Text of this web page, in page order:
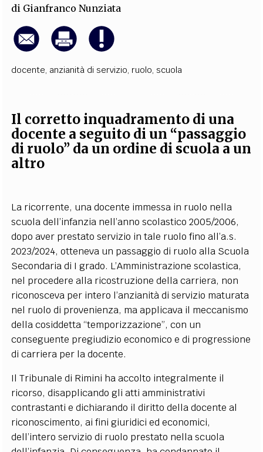
di Gianfranco Nunziata
docente, anzianità di servizio, ruolo,scuola
Il corretto inquadramento di una
docente a seguito di un “passaggio
di ruolo” da un ordine di scuola a un
altro
La ricorrente, una docente immessa in ruolo nella
scuola dell’infanzia nell’anno scolastico 2005/2006,
dopo aver prestato servizio in tale ruolo fino all’a.s.
2023/2024, otteneva un passaggio di ruolo alla Scuola
Secondaria di I grado. L’Amministrazione scolastica,
nel procedere alla ricostruzione della carriera, non
riconosceva per intero l’anzianità di servizio maturata
nel ruolo di provenienza, ma applicava il meccanismo
della cosiddetta “temporizzazione”, con un
conseguente pregiudizio economico e di progressione
di carriera per la docente.
Il Tribunale di Rimini ha accolto integralmente il
ricorso, disapplicando gli atti amministrativi
contrastanti e dichiarando il diritto della docente al
riconoscimento, ai fini giuridici ed economici,
dell’intero servizio di ruolo prestato nella scuola